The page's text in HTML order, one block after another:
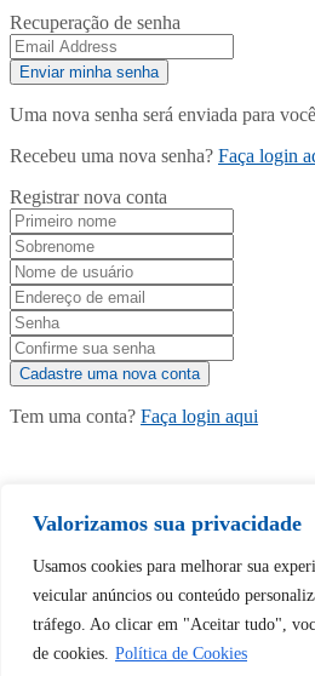
Valorizamos sua privacidade
Usamos cookies para melhorar sua
veicular anúncios ou conteúdo
tráfego. Ao clicar em "Aceitar tudo",
de cookies. Política de Cookies
Recuperação de senha
Uma nova senha será enviada para
Recebeu uma nova senha? Faça login
Registrar nova conta
Tem uma conta? Faça login aqui